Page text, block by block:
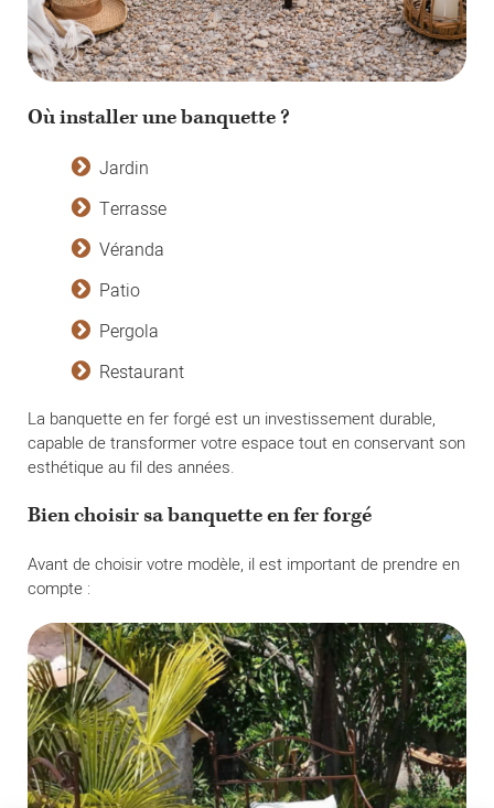
Où installer une banquette ?
Jardin
Terrasse
Véranda
Patio
Pergola
Restaurant
La banquette en fer forgé est un investissement durable,
capable de transformer votre espace tout en conservant son
esthétique au fil des années.
Bien choisir sa banquette en fer forgé
Avant de choisir votre modèle, il est important de prendre en
compte :